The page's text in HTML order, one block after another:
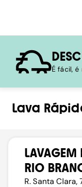
É fácil,
Lava
LAVAGEM
RIO
R. Santa